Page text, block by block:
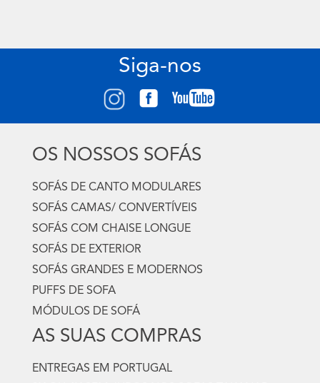
Siga-nos
OS NOSSOS SOFÁS
SOFÁS DE CANTO MODULARES
SOFÁS CAMAS/ CONVERTÍVEIS
SOFÁS COM CHAISE LONGUE
SOFÁS DE EXTERIOR
SOFÁS GRANDES E MODERNOS
PUFFS DE SOFA
MÓDULOS DE SOFÁ
AS SUAS COMPRAS
ENTREGAS EM PORTUGAL